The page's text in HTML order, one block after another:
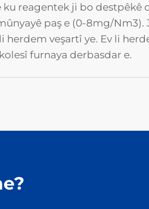
ku reagentek ji bo destpêkê
paş e (0-8mg/Nm3).
herdem veşartî ye. Ev li
furnaya derbasdar e.